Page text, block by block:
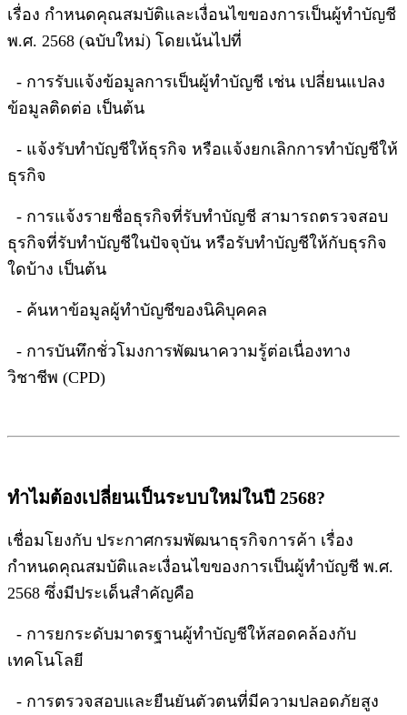
เรื่อง กำหนดคุณสมบัติและเงื่อนไขของการเป็นผู้ทำบัญชี
พ.ศ. 2568 (ฉบับใหม่) โดยเน้นไปที่
- การรับแจ้งข้อมูลการเป็นผู้ทำบัญชี เช่น เปลี่ยนแปลง
ข้อมูลติดต่อ เป็นต้น
- แจ้งรับทำบัญชีให้ธุรกิจ หรือแจ้งยกเลิกการทำบัญชีให้
ธุรกิจ
- การแจ้งรายชื่อธุรกิจที่รับทำบัญชี สามารถตรวจสอบ
ธุรกิจที่รับทำบัญชีในปัจจุบัน หรือรับทำบัญชีให้กับธุรกิจ
ใดบ้าง เป็นต้น
- ค้นหาข้อมูลผู้ทำบัญชีของนิคิบุคคล
- การบันทึกชั่วโมงการพัฒนาความรู้ต่อเนื่องทาง
วิชาชีพ (CPD)
ทำไมต้องเปลี่ยนเป็นระบบใหม่ในปี 2568?
เชื่อมโยงกับ ประกาศกรมพัฒนาธุรกิจการค้า เรื่อง
กำหนดคุณสมบัติและเงื่อนไขของการเป็นผู้ทำบัญชี พ.ศ.
2568 ซึ่งมีประเด็นสำคัญคือ
- การยกระดับมาตรฐานผู้ทำบัญชีให้สอดคล้องกับ
เทคโนโลยี
- การตรวจสอบและยืนยันตัวตนที่มีความปลอดภัยสูง